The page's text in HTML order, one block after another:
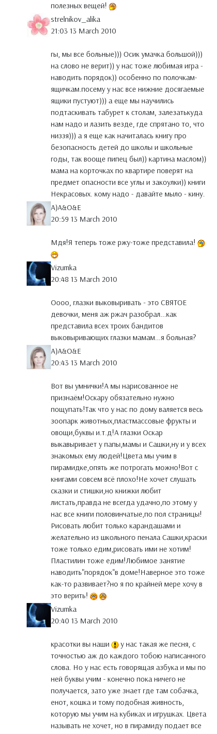
полезных вещей!
strelnikov_alika
21:03 13 March 2010
гы, мы все больные))) Осик умачка большой)))
на слово не верит)) у нас тоже любимая игра -
наводить порядок)) особенно по полочкам-
ящичкам.посему у нас все нижние досягаемые
ящики пустуют))) а еще мы научились
подтаскивать табурет к столам, залезатькуда
нам надо и лазить везде, где спрятано то, что
низзя))) а я еще как начиталась книгу про
безопасность детей до школы и школьные
годы, так вооще пипец был)) картина маслом))
мама на корточках по квартире поверят на
предмет опасности все углы и закоулки)) книги
Некрасовых. кому надо - давайте мыло - кину.
A)A&O&E
20:59 13 March 2010
Мдя!Я теперь тоже ржу-тоже представила!
Vizumka
20:48 13 March 2010
Оооо, глазки выковыривать - это СВЯТОЕ
девочки, меня аж ржач разобрал...как
представила всех троих бандитов
выковыривающих глазки мамам...я больная?
A)A&O&E
20:43 13 March 2010
Вот вы умнички!А мы нарисованное не
признаём!Оскару обязательно нужно
пощупать!Так что у нас по дому валяется весь
зоопарк животных,пластмассовые фрукты и
овощи,буквы и.т.д!А глазки Оскар
выкавыривает у папы,мамы и Сашки,ну и у всех
знакомых ему людей!Цвета мы учим в
пирамидке,опять же потрогать можно!Вот с
книгами совсем всё плохо!Не хочет слушать
сказки и стишки,но книжки любит
листать,правда не всегда удачно,по этому у
нас все книги половинчатые,по пол страницы!
Рисовать любит только карандашами и
желательно из школьного пенала Сашки,краски
тоже только едим,рисовать ими не хотим!
Пластилин тоже едим!Любимое занятие
наводить"порядок"в доме!Наверное это тоже
как-то развивает?но я по крайней мере хочу в
это верить!
Vizumka
20:40 13 March 2010
красотки вы наши
у нас такая же песня, с
точностью аж до каждого тобою написанного
слова. Но у нас есть говорящая азбука и мы по
ней буквы учим - конечно пока ничего не
получается, зато уже знает где там собачка,
енот, кошка и тому подобная живность,
которую мы учим на кубиках и игрушках. Цвета
называть не хочет, но в пирамиду подает все